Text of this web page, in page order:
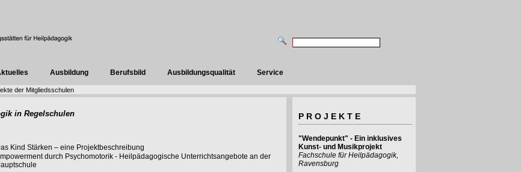
Ausbildung Berufsbild Ausbildungsqualität Service
der Mitgliedsschulen
in Regelschulen
Kind Stärken – eine Projektbeschreibung
durch Psychomotorik - Heilpädagogische Unterrichtsangebote an der
P R O J E K T E
"Wendepunkt" - Ein inklusives
Kunst- und Musikprojekt
Fachschule für Heilpädagogik,
Ravensburg